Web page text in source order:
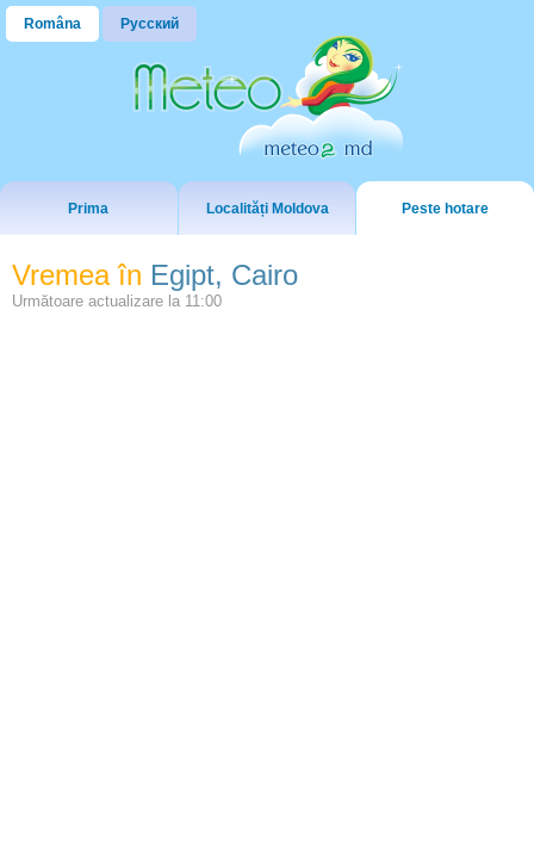
Româna Русский
Prima Localități Moldova Peste hotare
Vremea în Egipt, Cairo
Următoare actualizare la 11:00